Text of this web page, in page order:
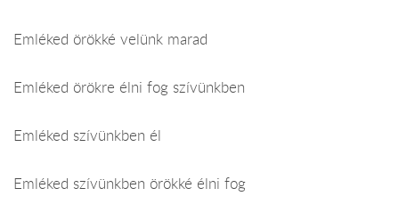
Emléked örökké velünk marad
Emléked örökre élni fog szívünkben
Emléked szívünkben él
Emléked szívünkben örökké élni fog